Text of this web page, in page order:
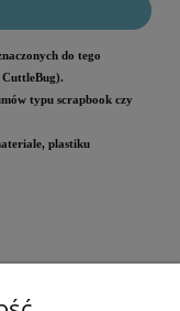
do tego
CuttleBug).
typu scrapbook czy
plastiku